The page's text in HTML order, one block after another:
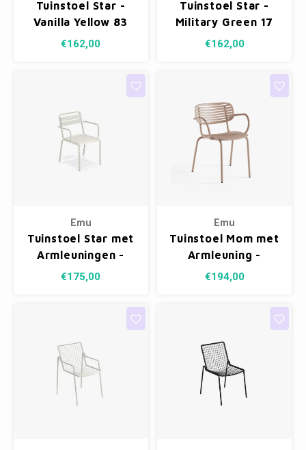
Tuinstoel Star -
Vanilla Yellow 83
€162,00
Tuinstoel Star -
Military Green 17
€162,00
Emu
Tuinstoel Star met
Armleuningen -
Matt White 23
€175,00
Emu
Tuinstoel Mom met
Armleuning -
Magnolia Pink 33
€194,00